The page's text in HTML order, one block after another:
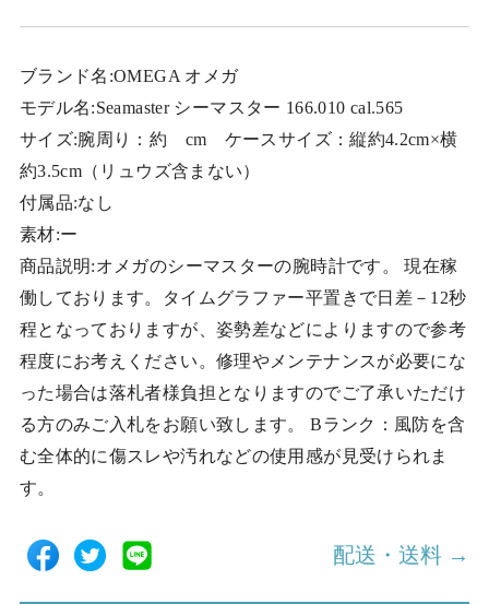
ブランド名:OMEGA オメガ
モデル名:Seamaster シーマスター 166.010 cal.565
サイズ:腕周り：約 cm ケースサイズ：縦約4.2cm×横
約3.5cm（リュウズ含まない）
付属品:なし
素材:ー
商品説明:オメガのシーマスターの腕時計です。 現在稼
働しております。タイムグラファー平置きで日差－12秒
程となっておりますが、姿勢差などによりますので参考
程度にお考えください。修理やメンテナンスが必要にな
った場合は落札者様負担となりますのでご了承いただけ
る方のみご入札をお願い致します。 Bランク：風防を含
む全体的に傷スレや汚れなどの使用感が見受けられま
す。
配送・送料 →